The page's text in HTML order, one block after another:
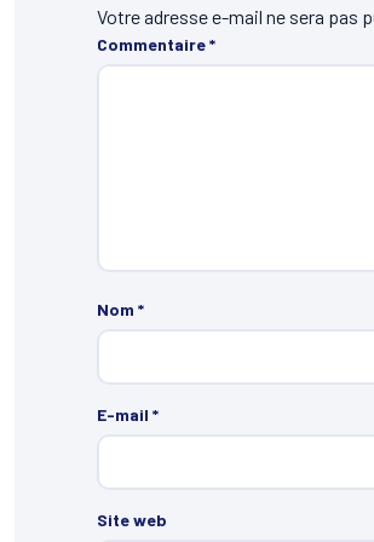
Votre adresse e-mail ne sera pas
Commentaire*
Nom *
E-mail *
Site web